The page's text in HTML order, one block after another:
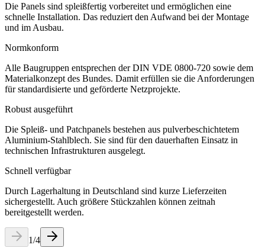
Die Panels sind spleißfertig vorbereitet und ermöglichen eine
schnelle Installation. Das reduziert den Aufwand bei der Montage
und im Ausbau.
Normkonform
Alle Baugruppen entsprechen der DIN VDE 0800-720 sowie dem
Materialkonzept des Bundes. Damit erfüllen sie die Anforderungen
für standardisierte und geförderte Netzprojekte.
Robust ausgeführt
Die Spleiß- und Patchpanels bestehen aus pulverbeschichtetem
Aluminium-Stahlblech. Sie sind für den dauerhaften Einsatz in
technischen Infrastrukturen ausgelegt.
Schnell verfügbar
Durch Lagerhaltung in Deutschland sind kurze Lieferzeiten
sichergestellt. Auch größere Stückzahlen können zeitnah
bereitgestellt werden.
1/4